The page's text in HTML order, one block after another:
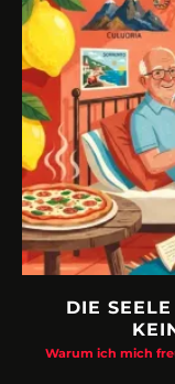
DIE
Warum ich mich